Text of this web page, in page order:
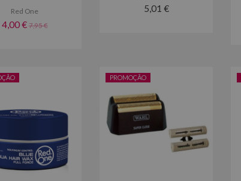
Red One
4,00 € 7,95 €
5,01 €
PROMOÇÃO